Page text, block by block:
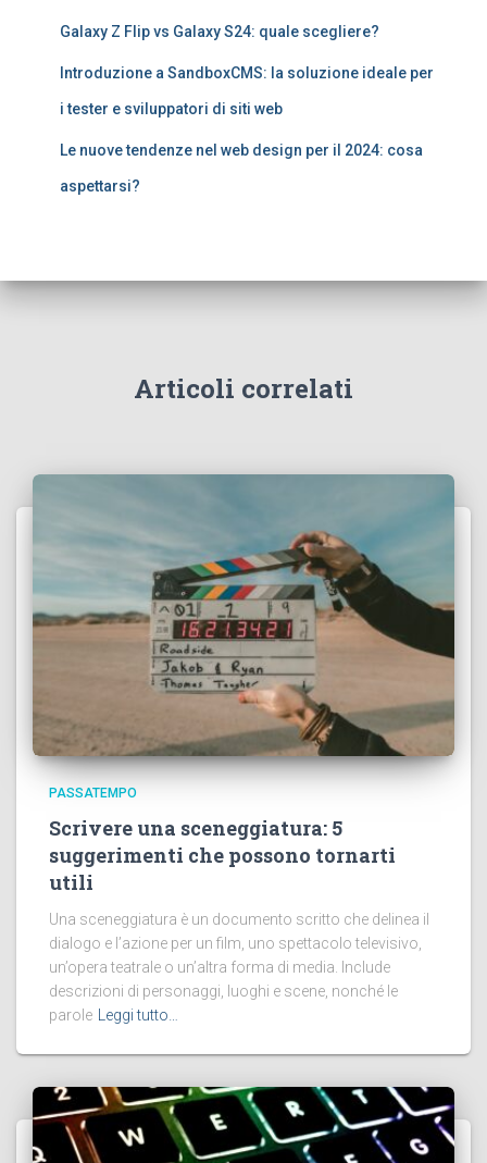
Galaxy Z Flip vs Galaxy S24: quale scegliere?
Introduzione a SandboxCMS: la soluzione ideale per
i tester e sviluppatori di siti web
Le nuove tendenze nel web design per il 2024: cosa
aspettarsi?
Articoli correlati
PASSATEMPO
Scrivere una sceneggiatura: 5
suggerimenti che possono tornarti
utili
Una sceneggiatura è un documento scritto che delinea il
dialogo e l’azione per un film, uno spettacolo televisivo,
un’opera teatrale o un’altra forma di media. Include
descrizioni di personaggi, luoghi e scene, nonché le
parole
Leggi tutto…